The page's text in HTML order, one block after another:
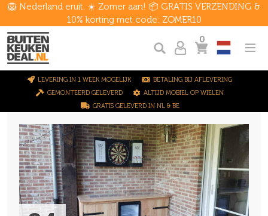
🦁 Nederland eruit. ☀️ Zomer aan! 📦 GRATIS VERZENDING &
10% korting met code: ZOMER10
0
LEVERING IN 1 WEEK MOGELIJK
BETALING BIJ AFLEVERING
GEMONTEERD GELEVERD
ALTIJD MOBIEL OP WIELEN
GRATIS GELEVERD IN NL & BE